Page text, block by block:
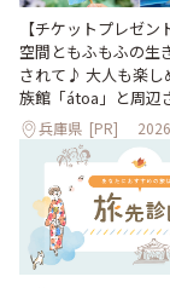
【チケットプレゼン
空間ともふもふの生
されて♪ 大人も楽し
族館「átoa」と周辺
兵庫県 [PR]